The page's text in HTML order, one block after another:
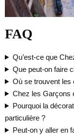
FAQ
Qu’est-ce que
Que peut-on faire
Où se trouvent
Chez les Garçons
Pourquoi la
particulière ?
Peut-on y aller en